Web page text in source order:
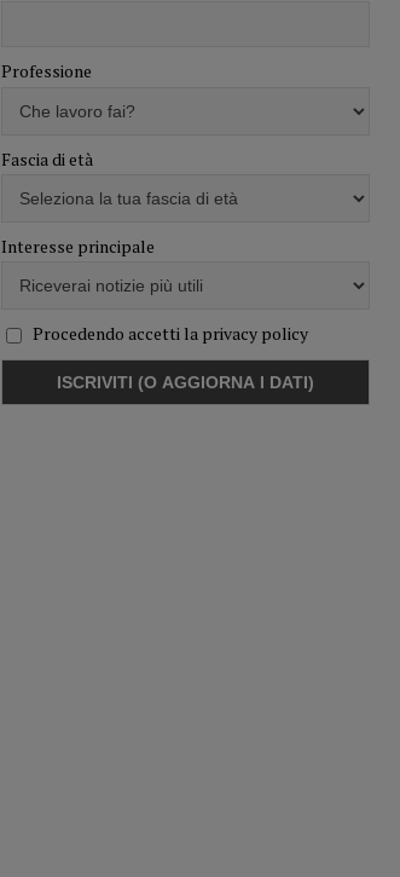
Professione
Fascia di età
Interesse principale
Procedendo accetti la privacy policy